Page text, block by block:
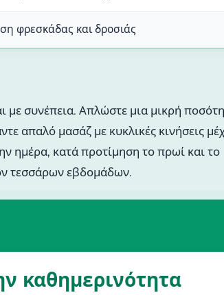
φρεσκάδας και δροσιάς
με συνέπεια. Απλώστε μια μικρή
απαλό μασάζ με κυκλικές κινήσεις
ημέρα, κατά προτίμηση το πρωί και το
τεσσάρων εβδομάδων.
καθημερινότητα